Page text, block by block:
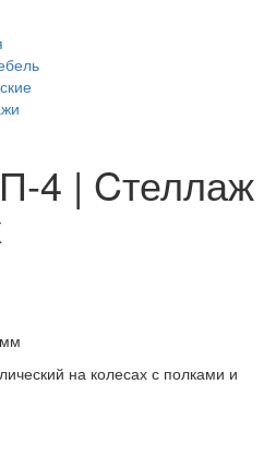
4 | Cтеллаж
на колесах с полками и